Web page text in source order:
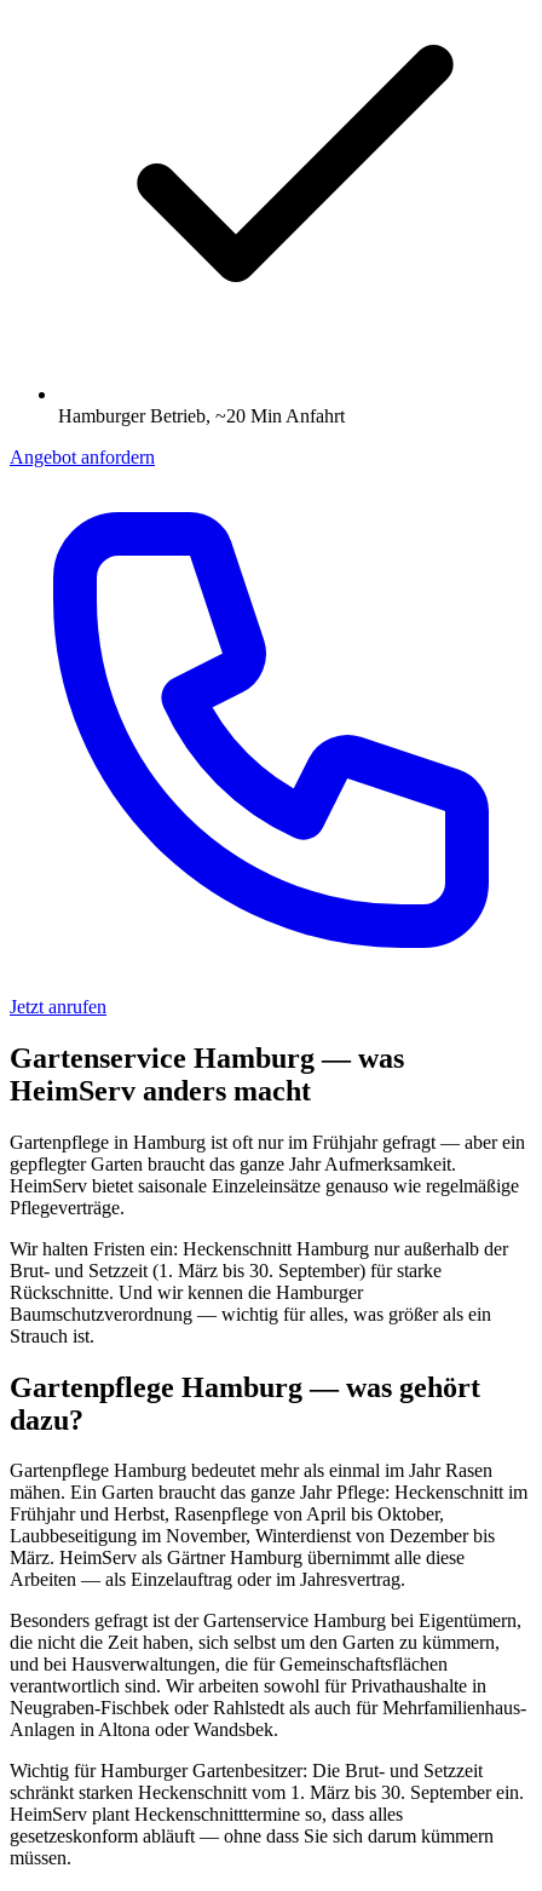
Hamburger Betrieb, ~20 Min Anfahrt
Angebot anfordern
Jetzt anrufen
Gartenservice Hamburg — was
HeimServ anders macht
Gartenpflege in Hamburg ist oft nur im Frühjahr gefragt — aber ein
gepflegter Garten braucht das ganze Jahr Aufmerksamkeit.
HeimServ bietet saisonale Einzeleinsätze genauso wie regelmäßige
Pflegeverträge.
Wir halten Fristen ein: Heckenschnitt Hamburg nur außerhalb der
Brut- und Setzzeit (1. März bis 30. September) für starke
Rückschnitte. Und wir kennen die Hamburger
Baumschutzverordnung — wichtig für alles, was größer als ein
Strauch ist.
Gartenpflege Hamburg — was gehört
dazu?
Gartenpflege Hamburg bedeutet mehr als einmal im Jahr Rasen
mähen. Ein Garten braucht das ganze Jahr Pflege: Heckenschnitt im
Frühjahr und Herbst, Rasenpflege von April bis Oktober,
Laubbeseitigung im November, Winterdienst von Dezember bis
März. HeimServ als Gärtner Hamburg übernimmt alle diese
Arbeiten — als Einzelauftrag oder im Jahresvertrag.
Besonders gefragt ist der Gartenservice Hamburg bei Eigentümern,
die nicht die Zeit haben, sich selbst um den Garten zu kümmern,
und bei Hausverwaltungen, die für Gemeinschaftsflächen
verantwortlich sind. Wir arbeiten sowohl für Privathaushalte in
Neugraben-Fischbek oder Rahlstedt als auch für Mehrfamilienhaus-
Anlagen in Altona oder Wandsbek.
Wichtig für Hamburger Gartenbesitzer: Die Brut- und Setzzeit
schränkt starken Heckenschnitt vom 1. März bis 30. September ein.
HeimServ plant Heckenschnitttermine so, dass alles
gesetzeskonform abläuft — ohne dass Sie sich darum kümmern
müssen.